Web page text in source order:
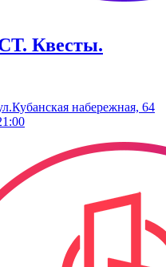
Квесты.
набережная, 64